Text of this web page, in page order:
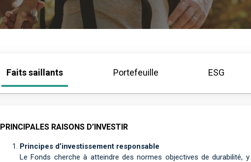
Faits saillants Portefeuille ESG
PRINCIPALES RAISONS D’INVESTIR
Principes d’investissement responsable
Le Fonds cherche à atteindre des normes objectives de durabilité,